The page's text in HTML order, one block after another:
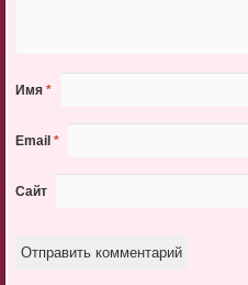
Имя *
Email *
Сайт